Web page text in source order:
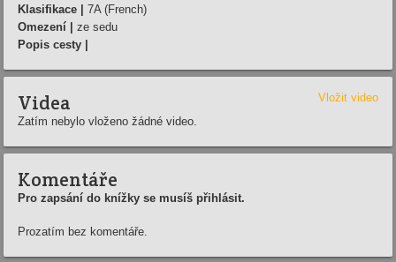
Klasifikace |
7A (French)
Omezení |
ze sedu
Popis cesty |
Videa
Vložit video
Zatím nebylo vloženo žádné video.
Komentáře
Pro zapsání do knížky se musíš přihlásit.
Prozatím bez komentáře.